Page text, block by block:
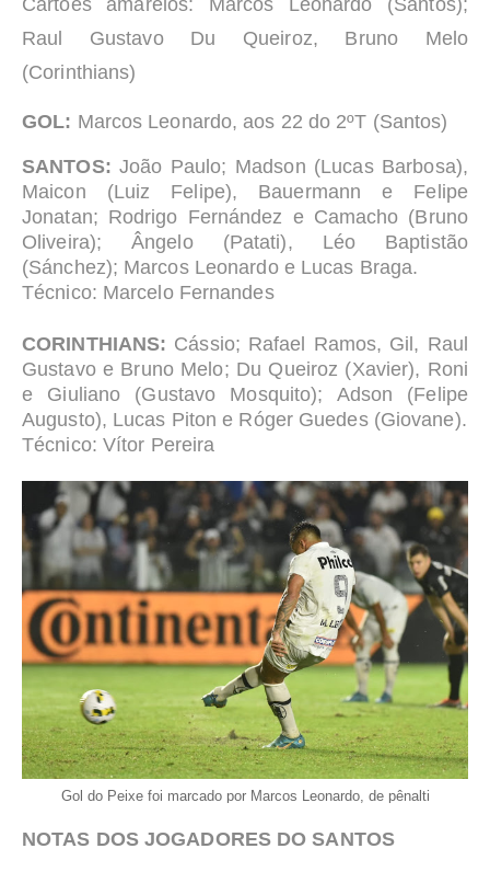
Cartões amarelos: Marcos Leonardo (Santos);
Raul Gustavo Du Queiroz, Bruno Melo
(Corinthians)
GOL: Marcos Leonardo, aos 22 do 2ºT (Santos)
SANTOS: João Paulo; Madson (Lucas Barbosa),
Maicon (Luiz Felipe), Bauermann e Felipe
Jonatan; Rodrigo Fernández e Camacho (Bruno
Oliveira); Ângelo (Patati), Léo Baptistão
(Sánchez); Marcos Leonardo e Lucas Braga.
Técnico: Marcelo Fernandes
CORINTHIANS: Cássio; Rafael Ramos, Gil, Raul
Gustavo e Bruno Melo; Du Queiroz (Xavier), Roni
e Giuliano (Gustavo Mosquito); Adson (Felipe
Augusto), Lucas Piton e Róger Guedes (Giovane).
Técnico: Vítor Pereira
Gol do Peixe foi marcado por Marcos Leonardo, de pênalti
NOTAS DOS JOGADORES DO SANTOS